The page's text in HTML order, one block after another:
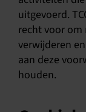
uitgevoerd.
recht voor
verwijderen
aan deze
houden.